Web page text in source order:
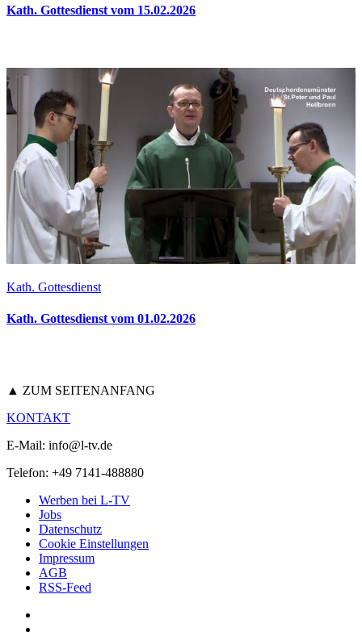
Kath. Gottesdienst vom 15.02.2026
Kath. Gottesdienst
Kath. Gottesdienst vom 01.02.2026
▲ ZUM SEITENANFANG
KONTAKT
E-Mail: info@l-tv.de
Telefon: +49 7141-488880
Werben bei L-TV
Jobs
Datenschutz
Cookie Einstellungen
Impressum
AGB
RSS-Feed